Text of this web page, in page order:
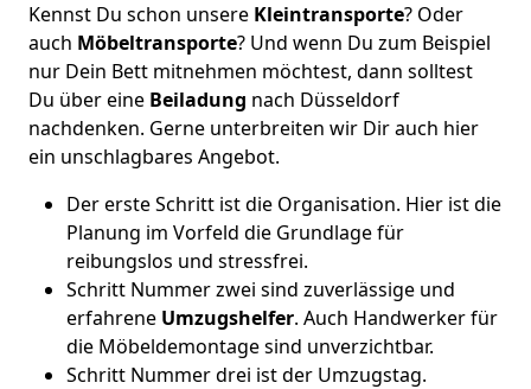
Kennst Du schon unsere Kleintransporte? Oder
auch Möbeltransporte? Und wenn Du zum Beispiel
nur Dein Bett mitnehmen möchtest, dann solltest
Du über eine Beiladung nach Düsseldorf
nachdenken. Gerne unterbreiten wir Dir auch hier
ein unschlagbares Angebot.
Der erste Schritt ist die Organisation. Hier ist die
Planung im Vorfeld die Grundlage für
reibungslos und stressfrei.
Schritt Nummer zwei sind zuverlässige und
erfahrene Umzugshelfer. Auch Handwerker für
die Möbeldemontage sind unverzichtbar.
Schritt Nummer drei ist der Umzugstag.